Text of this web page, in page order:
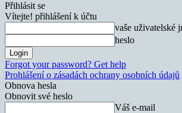
Přihlásit se
Vítejte! přihlášení k účtu
vaše uživatelské
heslo
Forgot your password? Get help
Prohlášení o zásadách ochrany osobních údajů
Obnova hesla
Obnovit své heslo
Váš e-mail